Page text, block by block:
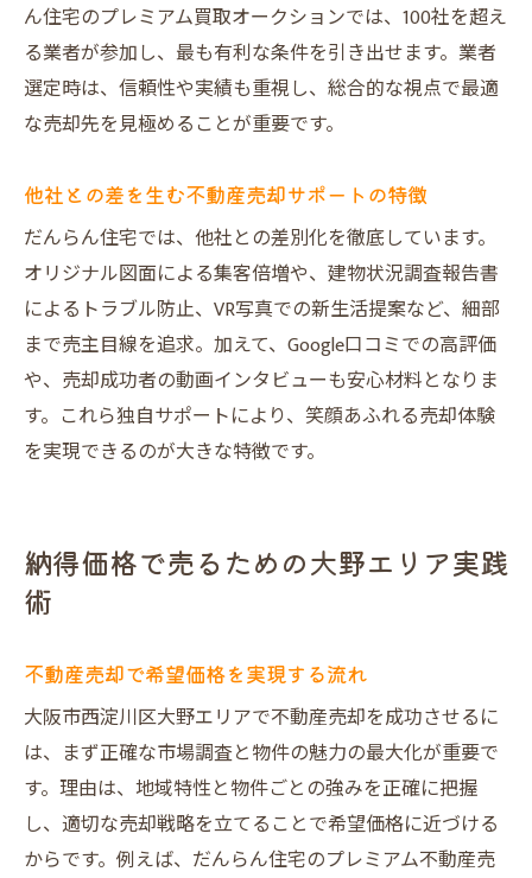
ん住宅のプレミアム買取オークションでは、100社を超え
る業者が参加し、最も有利な条件を引き出せます。業者
選定時は、信頼性や実績も重視し、総合的な視点で最適
な売却先を見極めることが重要です。
他社との差を生む不動産売却サポートの特徴
だんらん住宅では、他社との差別化を徹底しています。
オリジナル図面による集客倍増や、建物状況調査報告書
によるトラブル防止、VR写真での新生活提案など、細部
まで売主目線を追求。加えて、Google口コミでの高評価
や、売却成功者の動画インタビューも安心材料となりま
す。これら独自サポートにより、笑顔あふれる売却体験
を実現できるのが大きな特徴です。
納得価格で売るための大野エリア実践
術
不動産売却で希望価格を実現する流れ
大阪市西淀川区大野エリアで不動産売却を成功させるに
は、まず正確な市場調査と物件の魅力の最大化が重要で
す。理由は、地域特性と物件ごとの強みを正確に把握
し、適切な売却戦略を立てることで希望価格に近づける
からです。例えば、だんらん住宅のプレミアム不動産売